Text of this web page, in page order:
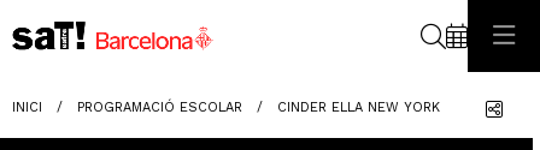
INICI PROGRAMACIÓ ESCOLAR CINDER ELLA NEW YORK